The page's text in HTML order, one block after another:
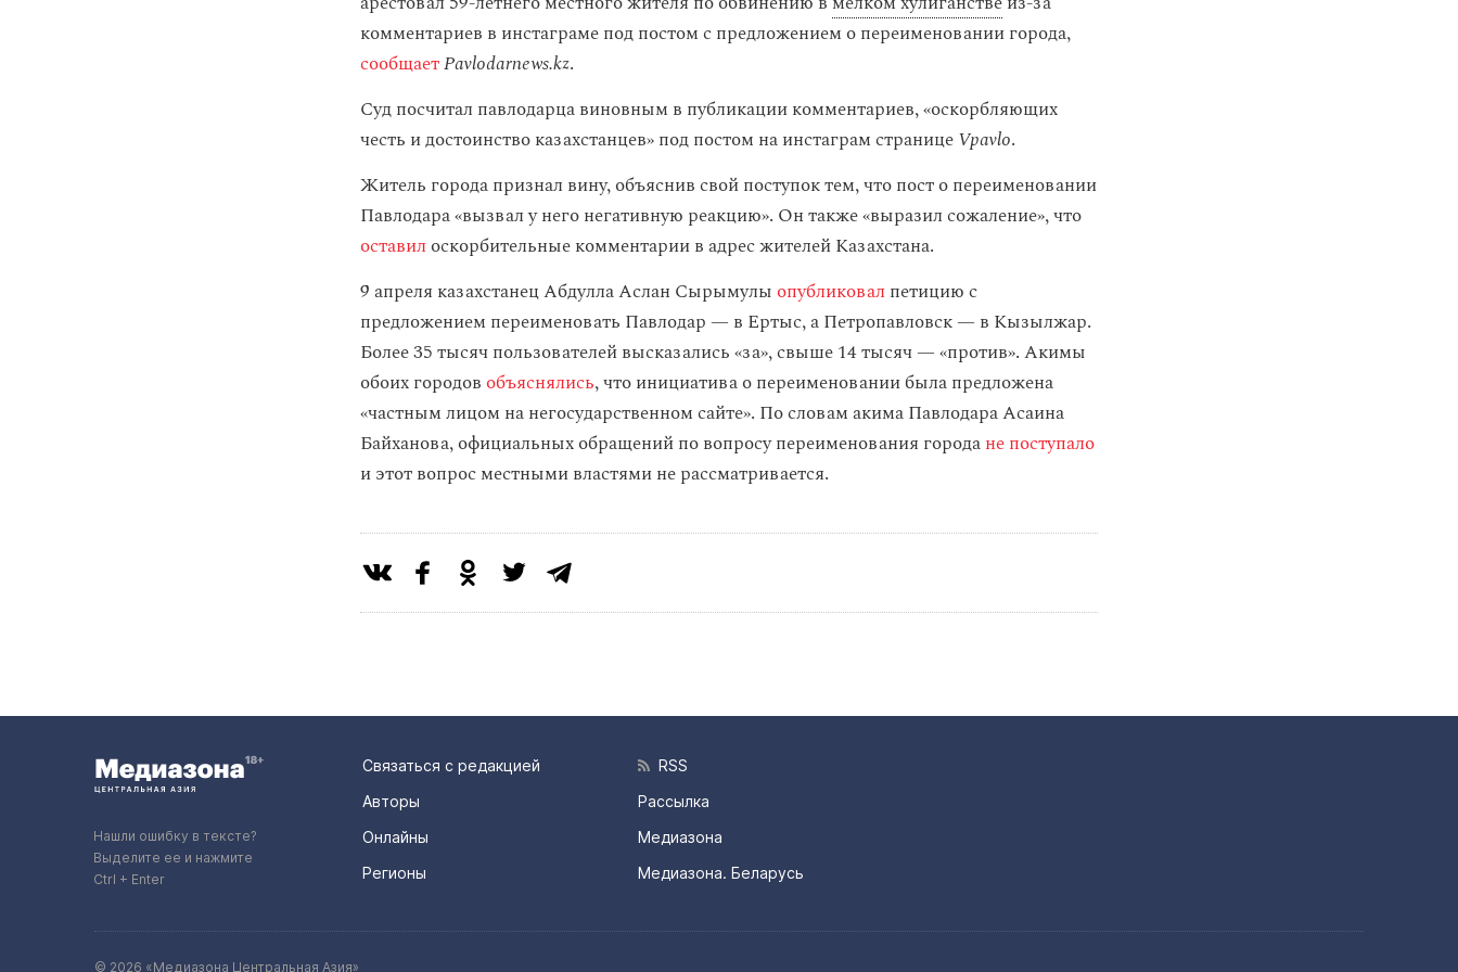
комментариев в инстаграме под постом с предложением о переименовании города,
сообщаетPavlodarnews.kz.
Суд посчитал павлодарца виновным в публикации комментариев, «оскорбляющих
честь и достоинство казахстанцев» под постом на инстаграм страницеVpavlo.
Житель города признал вину, объяснив свой поступок тем, что пост о переименовании
Павлодара «вызвал у него негативную реакцию». Он также «выразил сожаление», что
оставил оскорбительные комментарии в адрес жителей Казахстана.
9 апреля казахстанец Абдулла Аслан Сырымулы опубликовал петицию с
предложением переименовать Павлодар — в Ертыс, а Петропавловск — в Кызылжар.
Более 35 тысяч пользователей высказались «за», свыше 14 тысяч — «против». Акимы
обоих городов объяснялись, что инициатива о переименовании была предложена
«частным лицом на негосударственном сайте». По словам акима Павлодара Асаина
Байханова, официальных обращений по вопросу переименования городане поступало
и этот вопрос местными властями не рассматривается.
Нашли ошибку в тексте?
Выделите ее и нажмите
Ctrl + Enter
Связаться с редакцией
Авторы
Онлайны
Регионы
RSS
Рассылка
Медиазона
Медиазона. Беларусь
© 2026 «Медиазона Центральная Азия»